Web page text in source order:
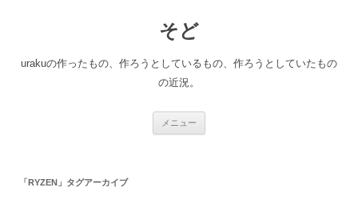
へ
そど
urakuの作ったもの、作ろうとしているもの、作ろうとしていたもの
の近況。
メニュー
「RYZEN 」タグアーカイブ